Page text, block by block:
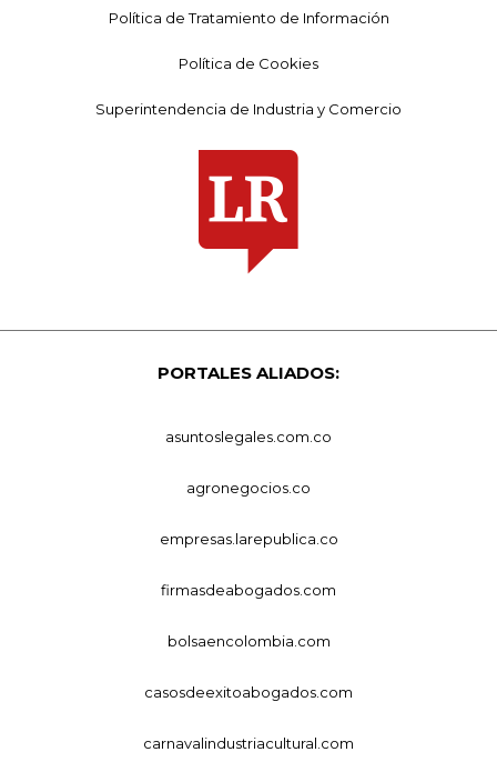
Política de Tratamiento de Información
Política de Cookies
Superintendencia de Industria y Comercio
PORTALES ALIADOS:
asuntoslegales.com.co
agronegocios.co
empresas.larepublica.co
firmasdeabogados.com
bolsaencolombia.com
casosdeexitoabogados.com
carnavalindustriacultural.com